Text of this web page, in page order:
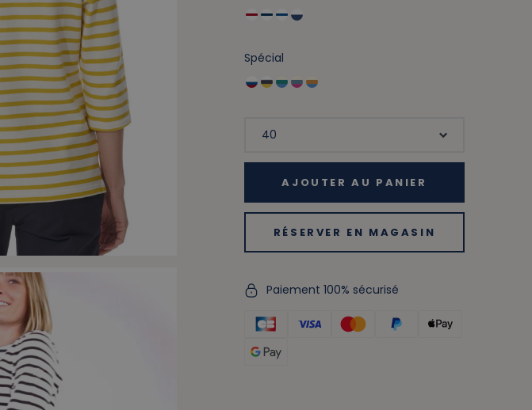
Spécial
AJOUTER AU PANIER
RÉSERVER EN MAGASIN
Paiement 100% sécurisé